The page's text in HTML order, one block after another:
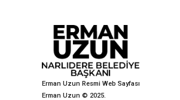
Erman Uzun Resmi Web Sayfası
Erman Uzun © 2025.